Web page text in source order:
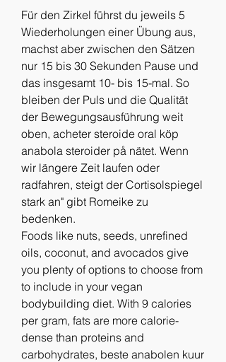
Für den Zirkel führst du jeweils 5
Wiederholungen einer Übung aus,
machst aber zwischen den Sätzen
nur 15 bis 30 Sekunden Pause und
das insgesamt 10- bis 15-mal. So
bleiben der Puls und die Qualität
der Bewegungsausführung weit
oben, acheter steroide oral köp
anabola steroider på nätet. Wenn
wir längere Zeit laufen oder
radfahren, steigt der Cortisolspiegel
stark an" gibt Romeike zu
bedenken.
Foods like nuts, seeds, unrefined
oils, coconut, and avocados give
you plenty of options to choose from
to include in your vegan
bodybuilding diet. With 9 calories
per gram, fats are more calorie-
dense than proteins and
carbohydrates, beste anabolen kuur